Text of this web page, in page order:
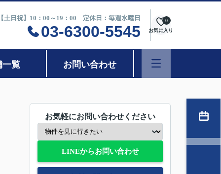
土日祝】10：00～19：00 定休日：毎週水曜日
03-6300-5545 お気に入り
0
一覧 お問い合わせ
お気軽にお問い合わせください
LINEからお問い合わせ